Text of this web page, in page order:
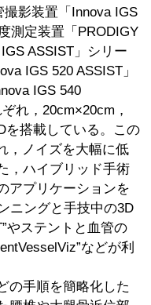
影装置「Innova IGS
測定装置「PRODIGY
ASSIST」シリー
IGS 520 ASSIST」
IGS 540
れ，20cm×20cm，
を搭載している。この
，ノイズを大幅に低
，ハイブリッド手術
アプリケーションを
ニングと手技中の3D
やステントと血管の
などが利
の手順を簡略化した